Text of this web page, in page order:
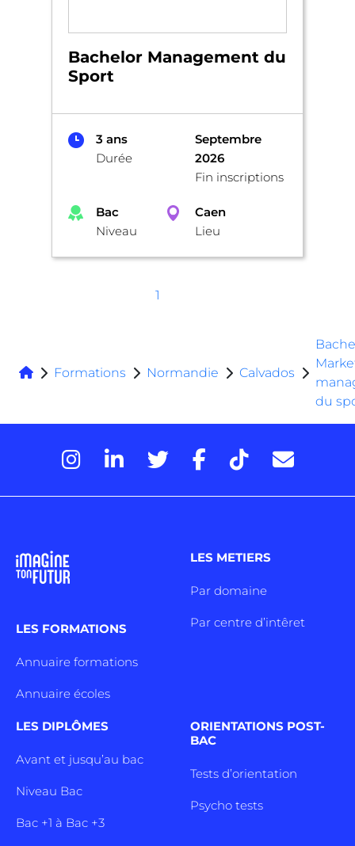
Bachelor Management du
Sport
3 ans
Durée
Septembre
2026
Fin inscriptions
Bac
Niveau
Caen
Lieu
1
Formations Normandie Calvados
du
LES FORMATIONS
Annuaire formations
Annuaire écoles
LES METIERS
Par domaine
Par centre d’intêret
LES DIPLÔMES
Avant et jusqu’au bac
Niveau Bac
Bac +1 à Bac +3
ORIENTATIONS POST-
BAC
Tests d’orientation
Psycho tests